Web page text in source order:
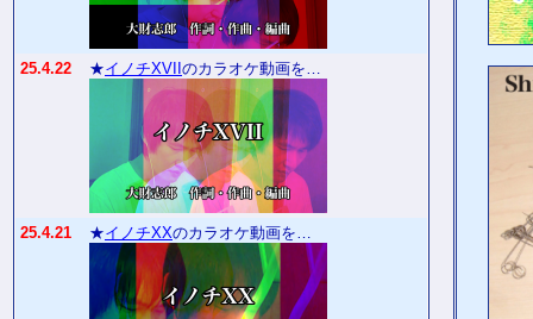
25.4.22 ★イノチXVII のカラオケ動画を…
25.4.21 ★イノチXXのカラオケ動画を…